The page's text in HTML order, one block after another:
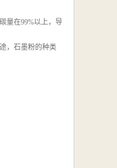
量在99%以上，导
，石墨粉的种类